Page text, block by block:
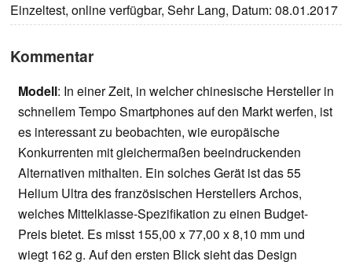
Einzeltest, online verfügbar, Sehr Lang, Datum: 08.01.2017
Kommentar
Modell: In einer Zeit, in welcher chinesische Hersteller in
schnellem Tempo Smartphones auf den Markt werfen, ist
es interessant zu beobachten, wie europäische
Konkurrenten mit gleichermaßen beeindruckenden
Alternativen mithalten. Ein solches Gerät ist das 55
Helium Ultra des französischen Herstellers Archos,
welches Mittelklasse-Spezifikation zu einen Budget-
Preis bietet. Es misst 155,00 x 77,00 x 8,10 mm und
wiegt 162 g. Auf den ersten Blick sieht das Design